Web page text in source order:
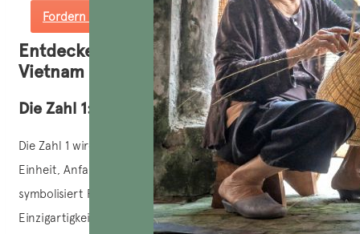
Fordern Sie ein maßgeschneidertes Angebot an
Entdecken Sie die Glückszahlen in
Vietnam
Die Zahl 1: Wohlstand und Führung
Die Zahl 1 wird in der vietnamesischen Kultur oft mit
Einheit, Anfang und Neuanfang in Verbindung gebracht. Sie
symbolisiert Führungsstärke, Unabhängigkeit und
Einzigartigkeit. Im Feng Shui gilt die Zahl 1 als Träger